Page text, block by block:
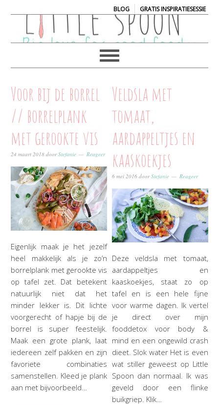
BLOG| GRATIS INSPIRATIESESSIE
Voor bij de borrel
// borrelplank
met gerookte vis
24 maart 2018 doorStefanie Reageer
Eigenlijk maak je het jezelf
heel makkelijk als je zo’n
borrelplank met gerookte vis
op tafel zet. Dat betekent
natuurlijk niet dat het
minder lekker is. Dit lichte
voorgerecht of hapje bij de
borrel is super feestelijk.
Maak een grote plank, laat
iedereen zelf pakken en zijn
favoriete combinaties
samenstellen. Kleed je plank
aan met bijvoorbeeld…
Veldsla met
tomaat,
aardappeltjes en
kaaskoekjes
6 mei 2016 doorStefanie Reageer
Deze veldsla met tomaat,
aardappeltjes en
kaaskoekjes, staat zo op
tafel en is een hele fijne
voor warme dagen. Ik vertel
je direct over mijn
fooddetox voor body &
mind en een ongewild crash
dieet. Slok water Het is even
wat stiller geweest op Little
Spoon dan normaal. Ik was
geveld door een flinke
buikgriep. Klik…